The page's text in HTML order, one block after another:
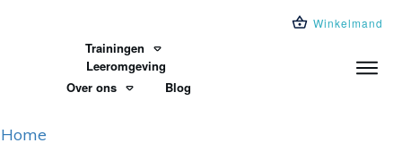
Winkelmand
Trainingen
Leeromgeving
Over ons
Blog
Home